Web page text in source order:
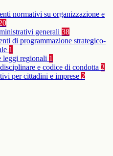
normativi su organizzazione e
generali 38
di programmazione strategico-
1
leggi regionali 1
e codice di condotta 2
per cittadini e imprese 2